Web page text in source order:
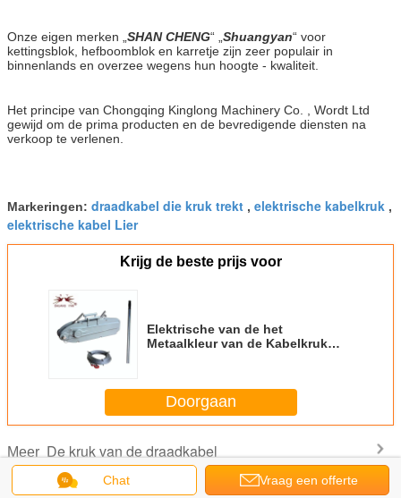
Onze eigen merken „ SHAN CHENG“ „ Shuangyan“ voor
kettingsblok, hefboomblok en karretje zijn zeer populair in
binnenlands en overzee wegens hun hoogte - kwaliteit.
Het principe van Chongqing Kinglong Machinery Co. , Wordt Ltd
gewijd om de prima producten en de bevredigende diensten na
verkoop te verlenen.
Markeringen: draadkabel die kruk trekt , elektrische kabelkruk ,
elektrische kabel Lier
Krijg de beste prijs voor
Elektrische van de het
Metaalkleur van de Kabelkruk
Doorgaan
Meer De kruk van de draadkabel
Chat Vraag een offerte